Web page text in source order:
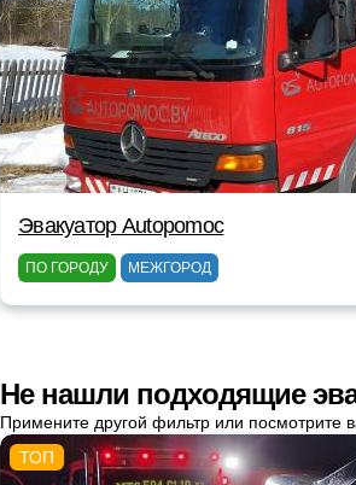
Эвакуатор Autopomoc
ПО ГОРОДУ МЕЖГОРОД
Не нашли подходящие
Примените другой фильтр или посмотрите